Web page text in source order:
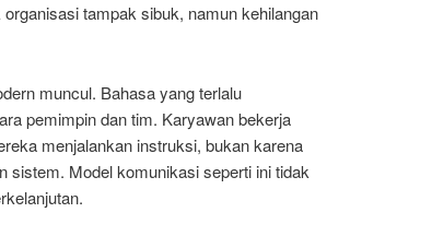
tampak sibuk, namun kehilangan
muncul. Bahasa yang terlalu
pemimpin dan tim. Karyawan bekerja
menjalankan instruksi, bukan karena
sistem. Model komunikasi seperti ini tidak